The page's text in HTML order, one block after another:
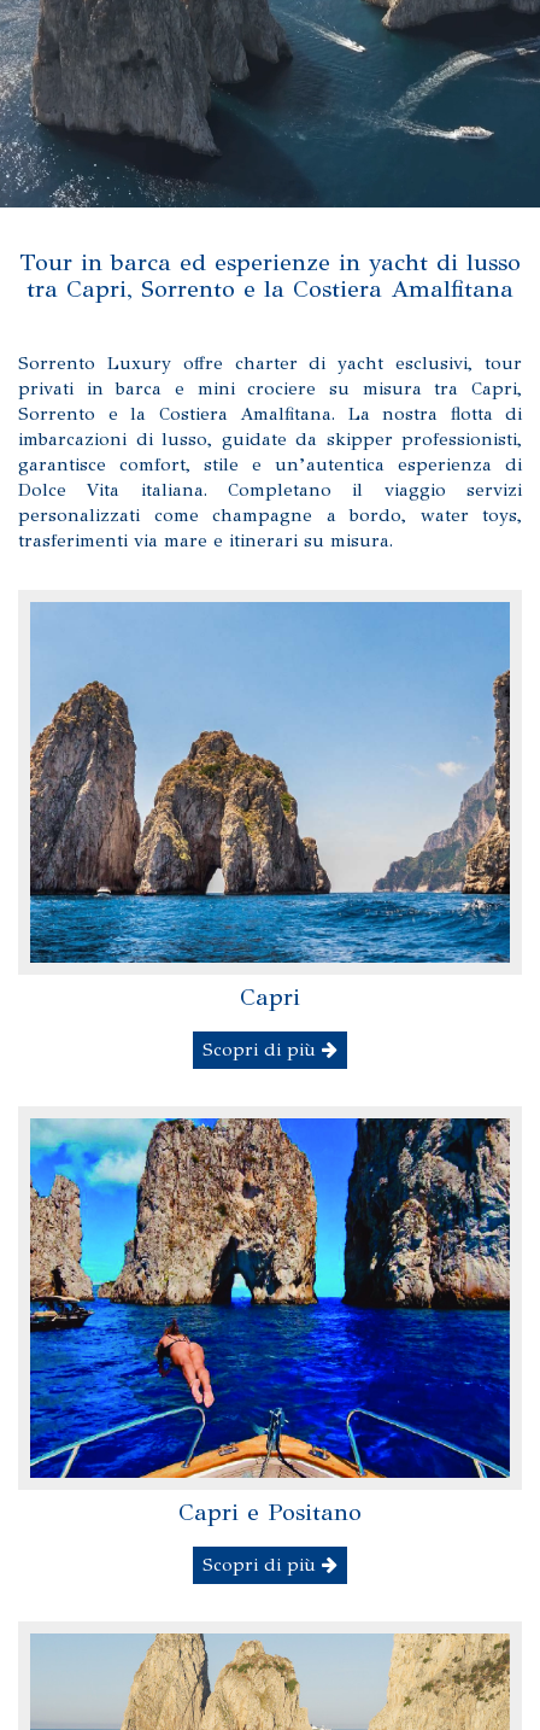
Tour in barca ed esperienze in yacht di lusso
tra Capri, Sorrento e la Costiera Amalfitana
Sorrento Luxury offre charter di yacht esclusivi, tour
privati in barca e mini crociere su misura tra Capri,
Sorrento e la Costiera Amalfitana. La nostra flotta di
imbarcazioni di lusso, guidate da skipper professionisti,
garantisce comfort, stile e un’autentica esperienza di
Dolce Vita italiana. Completano il viaggio servizi
personalizzati come champagne a bordo, water toys,
trasferimenti via mare e itinerari su misura.
Capri
Scopri di più
Capri e Positano
Scopri di più